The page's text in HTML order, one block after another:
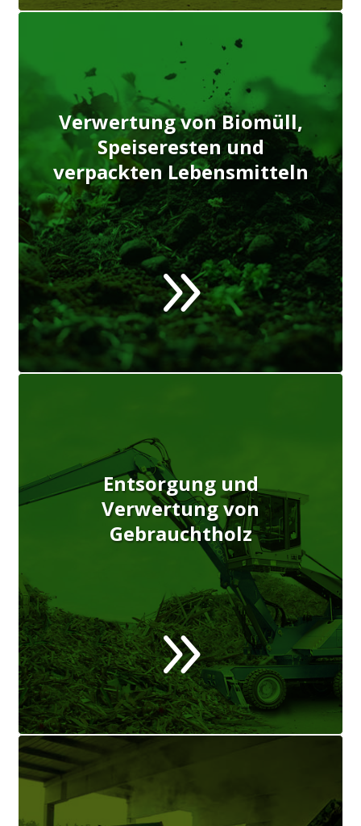
Verwertung von Biomüll,
Speiseresten und
verpackten Lebensmitteln
9
Entsorgung und
Verwertung von
Gebrauchtholz
9